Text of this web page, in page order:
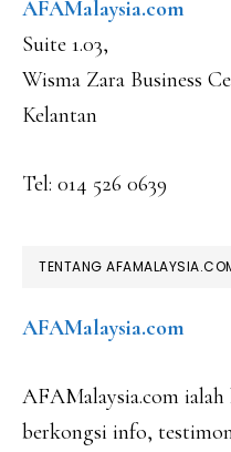
AFAMalaysia.com
Suite 1.03,
Wisma Zara Business
Kelantan
Tel: 014 526 0639
TENTANG
AFAMalaysia.com
AFAMalaysia.com ialah
berkongsi info,